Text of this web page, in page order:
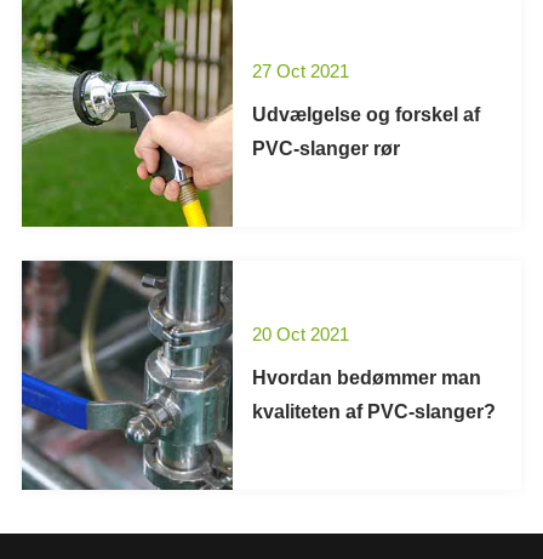
27 Oct 2021
Udvælgelse og forskel af
PVC-slanger rør
20 Oct 2021
Hvordan bedømmer man
kvaliteten af PVC-slanger?